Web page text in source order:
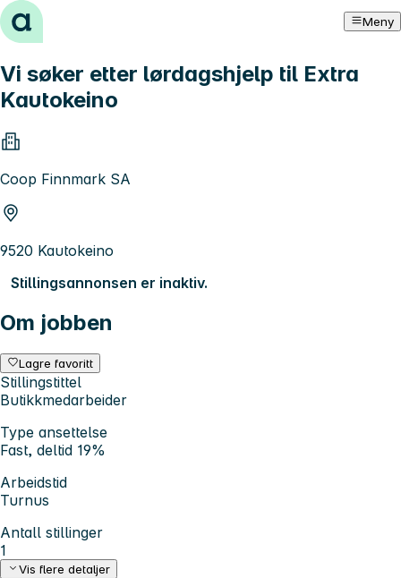
Hopp til innhold Meny
Vi søker etter lørdagshjelp til Extra
Kautokeino
Coop Finnmark SA
9520 Kautokeino
Stillingsannonsen er inaktiv.
Om jobben
Lagre favoritt
Stillingstittel
Butikkmedarbeider
Type ansettelse
Fast, deltid 19%
Arbeidstid
Turnus
Antall stillinger
1
Vis flere detaljer